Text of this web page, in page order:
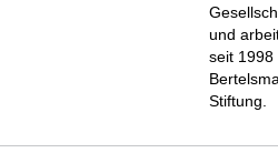
und
seit 1998
Stiftung.